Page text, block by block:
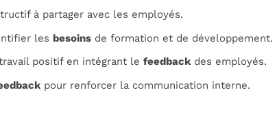
à partager avec les employés.
les besoins de formation et de développement.
positif en intégrant le feedback des employés.
pour renforcer la communication interne.